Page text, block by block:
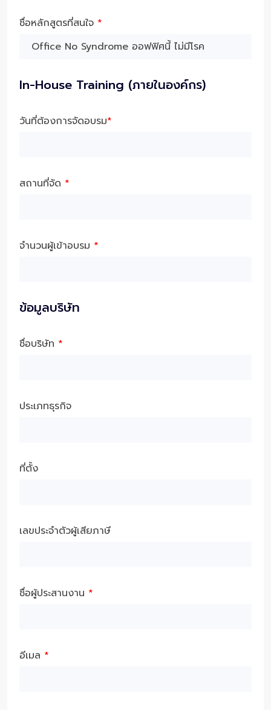
ชื่อหลักสูตรที่สนใจ *
In-House Training (ภายในองค์กร)
วันที่ต้องการจัดอบรม*
สถานที่จัด *
จำนวนผู้เข้าอบรม *
ข้อมูลบริษัท
ชื่อบริษัท *
ประเภทธุรกิจ
ที่ตั้ง
เลขประจำตัวผู้เสียภาษี
ชื่อผู้ประสานงาน *
อีเมล *